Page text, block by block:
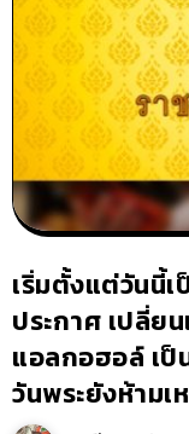
เริ่มตั้งแต่วันนี้
ประกาศ เปลี่ย
แอลกอฮอล์ เป็
วันพระยังห้ามเ